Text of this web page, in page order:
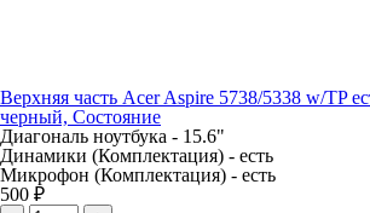
Верхняя часть Acer Aspire 5738/5338 w/TP
черный, Состояние
Диагональ ноутбука - 15.6"
Динамики (Комплектация) - есть
Микрофон (Комплектация) - есть
500 ₽